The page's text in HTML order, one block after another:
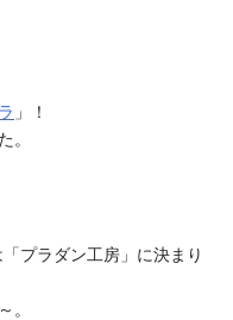
」！
。
プラダン工房」に決まり
。